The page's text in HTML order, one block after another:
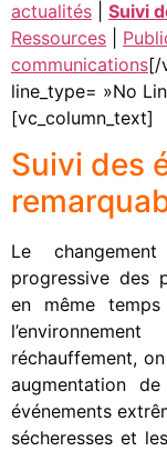
actualités
Suivi
Ressources
communications[/
line_type= »No
[vc_column_text]
Suivi des
Le
progressive des
en même
réchauffement,
augmentation
événements
sécheresses et